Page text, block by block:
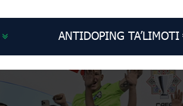
ANTIDOPING TA’LIMOTI